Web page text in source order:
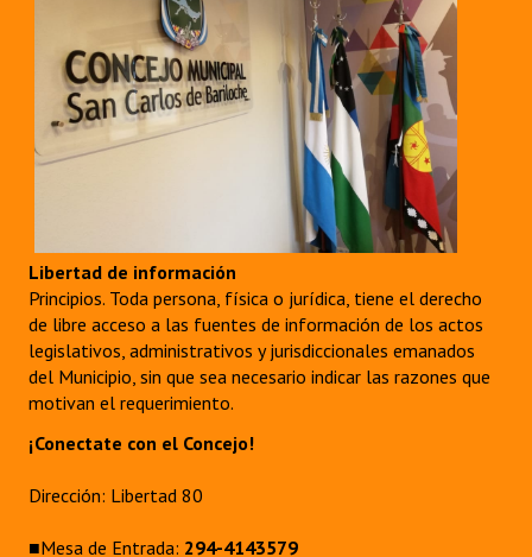
Libertad de información
Principios. Toda persona, física o jurídica, tiene el derecho
de libre acceso a las fuentes de información de los actos
legislativos, administrativos y jurisdiccionales emanados
del Municipio, sin que sea necesario indicar las razones que
motivan el requerimiento.
¡Conectate con el Concejo!
Dirección: Libertad 80
■Mesa de Entrada: 294-4143579